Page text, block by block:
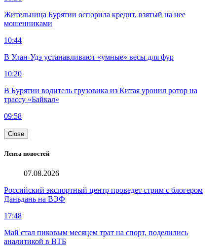
Жительница Бурятии оспорила кредит, взятый на нее
мошенниками
10:44
В Улан-Удэ устанавливают «умные» весы для фур
10:20
В Бурятии водитель грузовика из Китая уронил ротор на
трассу «Байкал»
09:58
Close
Лента новостей
07.08.2026
Российский экспортный центр проведет стрим с блогером
Даньдань на ВЭФ
17:48
Май стал пиковым месяцем трат на спорт, поделились
аналитикой в ВТБ